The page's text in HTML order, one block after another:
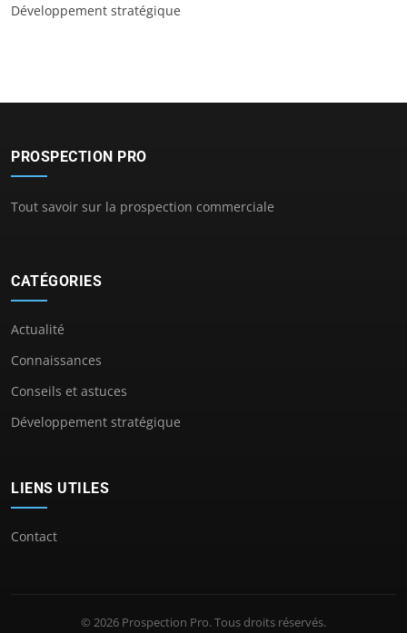
Développement stratégique
PROSPECTION PRO
Tout savoir sur la prospection commerciale
CATÉGORIES
Actualité
Connaissances
Conseils et astuces
Développement stratégique
LIENS UTILES
Contact
© 2026 Prospection Pro. Tous droits réservés.